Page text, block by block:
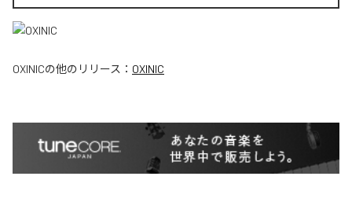
OXINICの他のリリース： OXINIC